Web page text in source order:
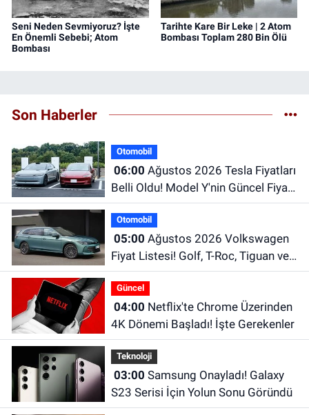
Seni Neden Sevmiyoruz? İşte
En Önemli Sebebi; Atom
Bombası
Tarihte Kare Bir Leke | 2 Atom
Bombası Toplam 280 Bin Ölü
Son Haberler
Otomobil
06:00
Belli Oldu! Model Y'nin Güncel Fiyatı
Dikkat Çekiyor
Otomobil
05:00
Fiyat Listesi! Golf, T-Roc, Tiguan ve
Passat Fiyatları
Güncel
04:00
4K Dönemi Başladı! İşte Gerekenler
Teknoloji
03:00
S23 Serisi İçin Yolun Sonu Göründü